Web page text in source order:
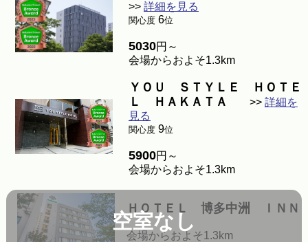
>> 詳細を見る
関心度 6位
5030円～
会場からおよそ1.3km
ＹＯＵ ＳＴＹＬＥ ＨＯＴＥ
Ｌ ＨＡＫＡＴＡ
>> 詳細を
見る
関心度 9位
5900円～
会場からおよそ1.3km
空室なし
ＨＯＴＥＬ 博多中洲 ＩＮＮ
会場からおよそ1.3km